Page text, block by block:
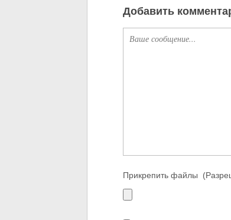
Добавить
Прикрепить файлы